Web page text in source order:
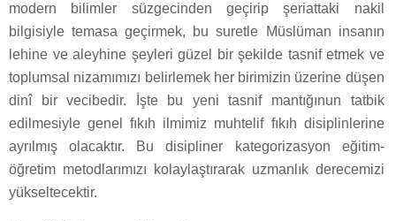
modern bilimler süzgecinden geçirip şeriattaki nakil
bilgisiyle temasa geçirmek, bu suretle Müslüman insanın
lehine ve aleyhine şeyleri güzel bir şekilde tasnif etmek ve
toplumsal nizamımızı belirlemek her birimizin üzerine düşen
dinî bir vecibedir. İşte bu yeni tasnif mantığınun tatbik
edilmesiyle genel fıkıh ilmimiz muhtelif fıkıh disiplinlerine
ayrılmış olacaktır. Bu disipliner kategorizasyon eğitim-
öğretim metodlarımızı kolaylaştırarak uzmanlık derecemizi
yükseltecektir.